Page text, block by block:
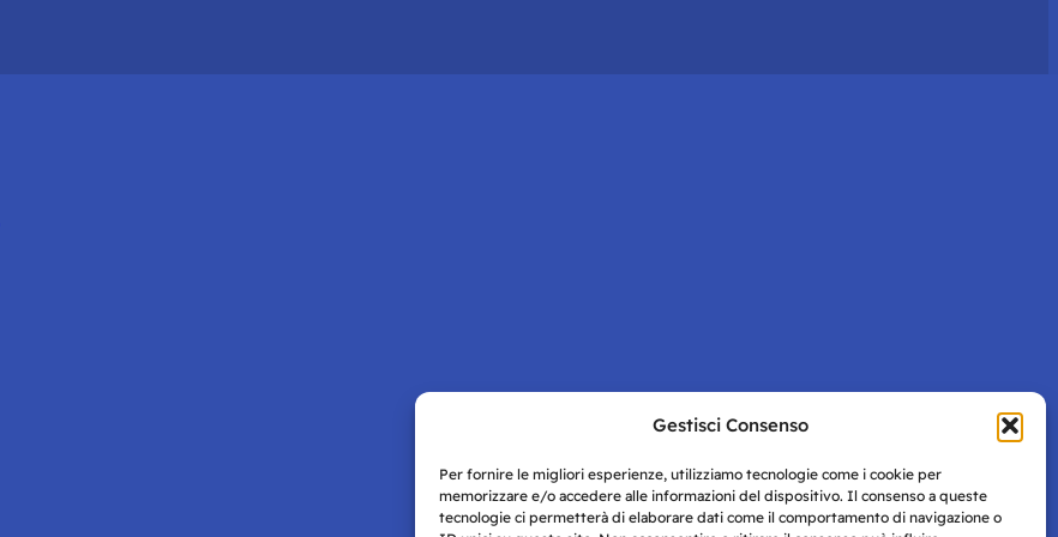
Gestisci Consenso
Per fornire le migliori esperienze, utilizziamo tecnologie come i cookie per
memorizzare e/o accedere alle informazioni del dispositivo. Il consenso a queste
tecnologie ci permetterà di elaborare dati come il comportamento di navigazione o